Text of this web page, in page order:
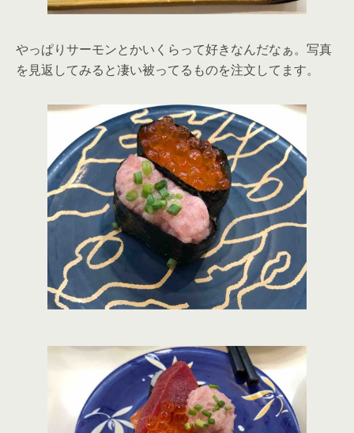
やっぱりサーモンとかいくらって好きなんだなぁ。写真
を見返してみると凄い被ってるものを注文してます。